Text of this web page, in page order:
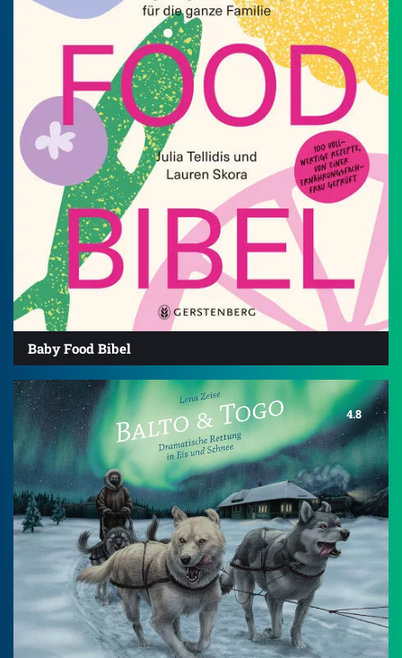
Baby Food Bibel
4.8